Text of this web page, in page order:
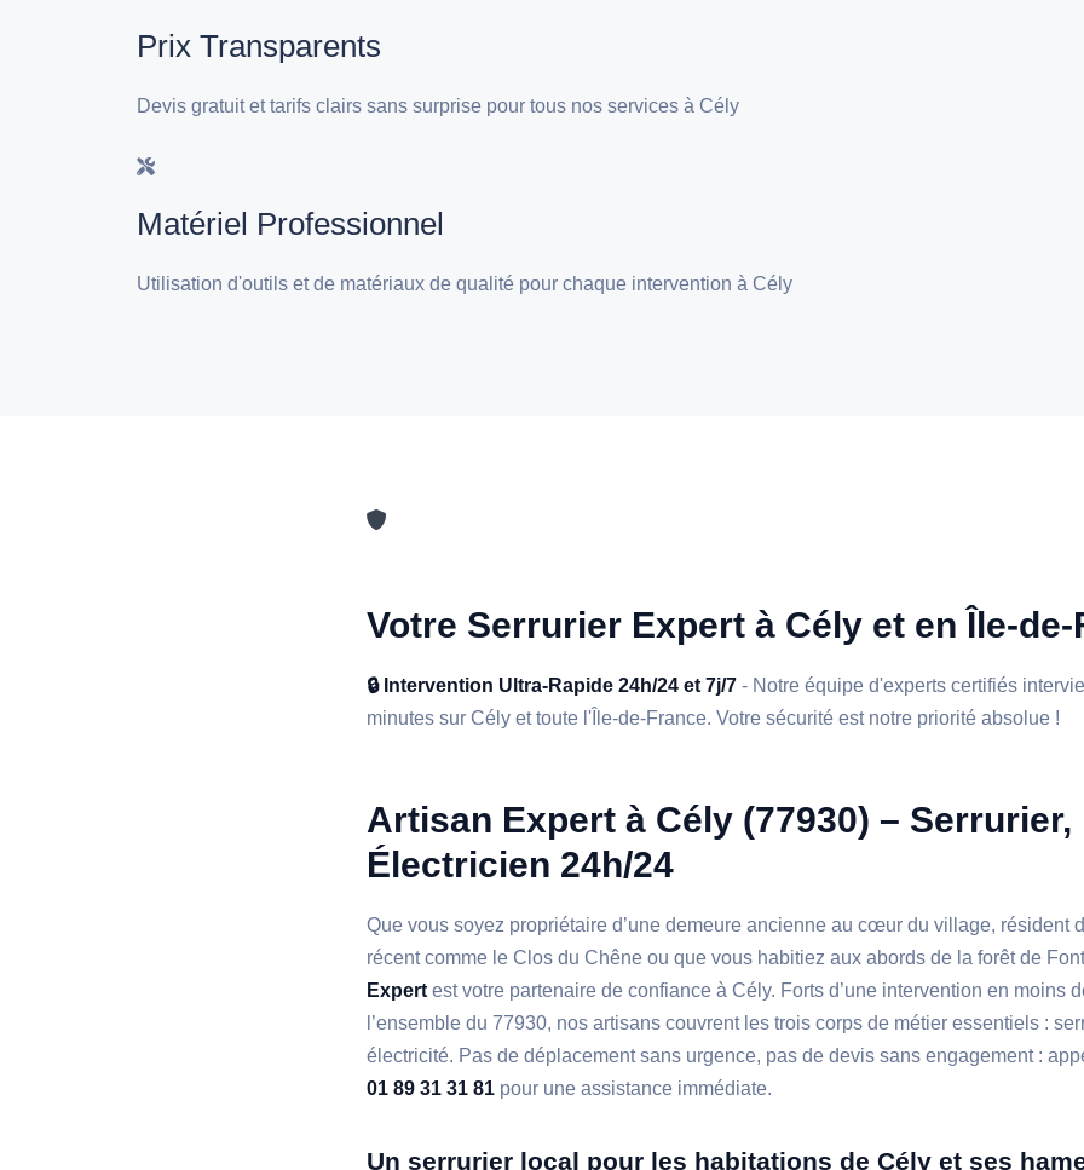
Prix Transparents
Devis gratuit et tarifs clairs sans surprise pour tous nos services à Cély
Matériel Professionnel
Utilisation d'outils et de matériaux de qualité pour chaque intervention à Cély
Votre Serrurier Expert à Cély et en Île-de-
🔒 Intervention Ultra-Rapide 24h/24 et 7j/7 - Notre équipe d'experts certifiés
minutes sur Cély et toute l'Île-de-France. Votre sécurité est notre priorité absolue !
Artisan Expert à Cély (77930) – Serrurier,
Électricien 24h/24
Que vous soyez propriétaire d’une demeure ancienne au cœur du village, résident
récent comme le Clos du Chêne ou que vous habitiez aux abords de la forêt de
Expert est votre partenaire de confiance à Cély. Forts d’une intervention en moins
l’ensemble du 77930, nos artisans couvrent les trois corps de métier essentiels :
électricité. Pas de déplacement sans urgence, pas de devis sans engagement :
01 89 31 31 81 pour une assistance immédiate.
Un serrurier local pour les habitations de Cély et ses